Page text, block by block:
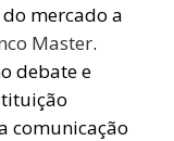
mercado a
Master.
debate e
comunicação